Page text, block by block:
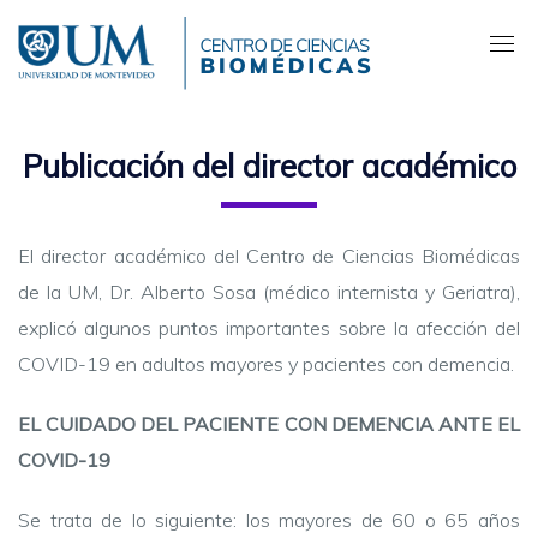
contenido
principal
Publicación del director académico
El director académico del Centro de Ciencias Biomédicas
de la UM, Dr. Alberto Sosa (médico internista y Geriatra),
explicó algunos puntos importantes sobre la afección del
COVID-19 en adultos mayores y pacientes con demencia.
EL CUIDADO DEL PACIENTE CON DEMENCIA ANTE EL
COVID-19
Se trata de lo siguiente: los mayores de 60 o 65 años